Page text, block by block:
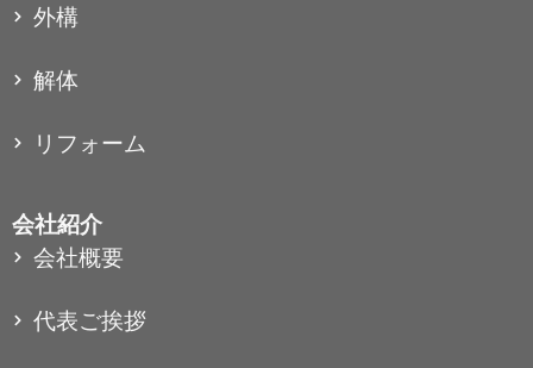
外構
解体
リフォーム
会社紹介
会社概要
代表ご挨拶